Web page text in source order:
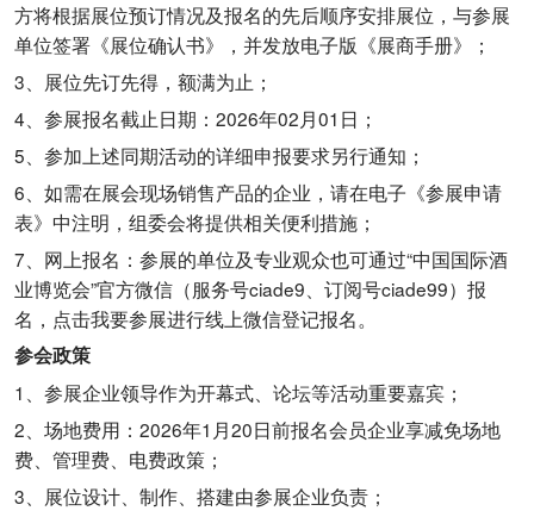
方将根据展位预订情况及报名的先后顺序安排展位，与参展
单位签署《展位确认书》，并发放电子版《展商手册》；
3、展位先订先得，额满为止；
4、参展报名截止日期：2026年02月01日；
5、参加上述同期活动的详细申报要求另行通知；
6、如需在展会现场销售产品的企业，请在电子《参展申请
表》中注明，组委会将提供相关便利措施；
7、网上报名：参展的单位及专业观众也可通过“中国国际酒
业博览会”官方微信（服务号ciade9、订阅号ciade99）报
名，点击我要参展进行线上微信登记报名。
参会政策
1、参展企业领导作为开幕式、论坛等活动重要嘉宾；
2、场地费用：2026年1月20日前报名会员企业享减免场地
费、管理费、电费政策；
3、展位设计、制作、搭建由参展企业负责；